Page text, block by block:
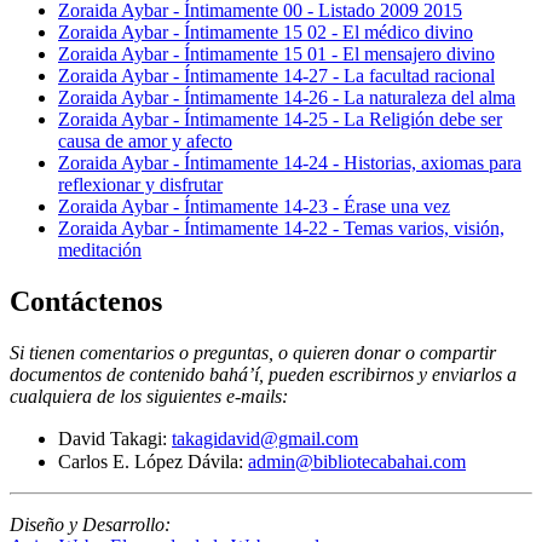
Zoraida Aybar - Íntimamente 00 - Listado 2009 2015
Zoraida Aybar - Íntimamente 15 02 - El médico divino
Zoraida Aybar - Íntimamente 15 01 - El mensajero divino
Zoraida Aybar - Íntimamente 14-27 - La facultad racional
Zoraida Aybar - Íntimamente 14-26 - La naturaleza del alma
Zoraida Aybar - Íntimamente 14-25 - La Religión debe ser
causa de amor y afecto
Zoraida Aybar - Íntimamente 14-24 - Historias, axiomas para
reflexionar y disfrutar
Zoraida Aybar - Íntimamente 14-23 - Érase una vez
Zoraida Aybar - Íntimamente 14-22 - Temas varios, visión,
meditación
Contáctenos
Si tienen comentarios o preguntas, o quieren donar o compartir
documentos de contenido bahá’í, pueden escribirnos y enviarlos a
cualquiera de los siguientes e-mails:
David Takagi: takagidavid@gmail.com
Carlos E. López Dávila: admin@bibliotecabahai.com
Diseño y Desarrollo: